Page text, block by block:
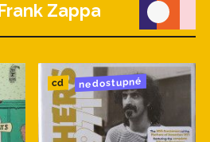
Frank Zappa
cd nedostupné